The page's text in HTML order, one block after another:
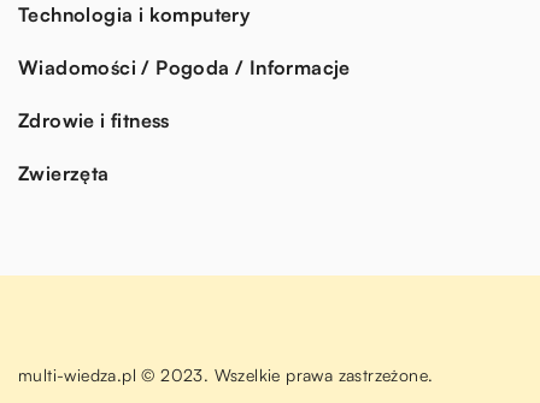
Technologia i komputery
Wiadomości / Pogoda / Informacje
Zdrowie i fitness
Zwierzęta
multi-wiedza.pl © 2023. Wszelkie prawa zastrzeżone.